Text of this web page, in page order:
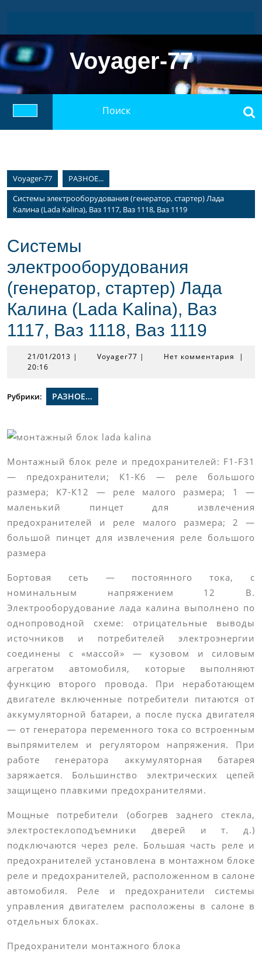
Voyager-77
Кнопка
Voyager-77
РАЗНОЕ...
Системы электрооборудования (генератор, стартер) Лада
Калина (Lada Kalina), Ваз 1117, Ваз 1118, Ваз 1119
Системы
электрооборудования
(генератор, стартер) Лада
Калина (Lada Kalina), Ваз
1117, Ваз 1118, Ваз 1119
21/01/2013 21/01/2013
| Voyager77 Voyager77
| Нет комментария
|
20:16
Рубрики: РАЗНОЕ...
Монтажный блок реле и предохранителей: F1-F31
— предохранители; К1-К6 — реле большого
размера; К7-К12 — реле малого размера; 1 —
маленький пинцет для извлечения
предохранителей и реле малого размера; 2 —
большой пинцет для извлечения реле большого
размера
Бортовая сеть — постоянного тока, с
номинальным напряжением 12 В.
Электрооборудование лада калина выполнено по
однопроводной схеме: отрицательные выводы
источников и потребителей электроэнергии
соединены с «массой» — кузовом и силовым
агрегатом автомобиля, которые выполняют
функцию второго провода. При неработающем
двигателе включенные потребители питаются от
аккумуляторной батареи, а после пуска двигателя
— от генератора переменного тока со встроенным
выпрямителем и регулятором напряжения. При
работе генератора аккумуляторная батарея
заряжается. Большинство электрических цепей
защищено плавкими предохранителями.
Мощные потребители (обогрев заднего стекла,
электростеклоподъемники дверей и т. д.)
подключаются через реле. Большая часть реле и
предохранителей установлена в монтажном блоке
реле и предохранителей, расположенном в салоне
автомобиля. Реле и предохранители системы
управления двигателем расположены в салоне в
отдельных блоках.
Предохранители монтажного блока